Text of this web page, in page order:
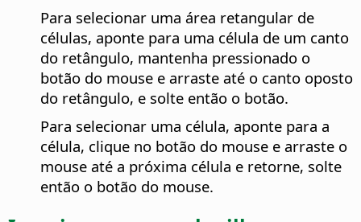
Para selecionar uma área retangular de
células, aponte para uma célula de um canto
do retângulo, mantenha pressionado o
botão do mouse e arraste até o canto oposto
do retângulo, e solte então o botão.
Para selecionar uma célula, aponte para a
célula, clique no botão do mouse e arraste o
mouse até a próxima célula e retorne, solte
então o botão do mouse.